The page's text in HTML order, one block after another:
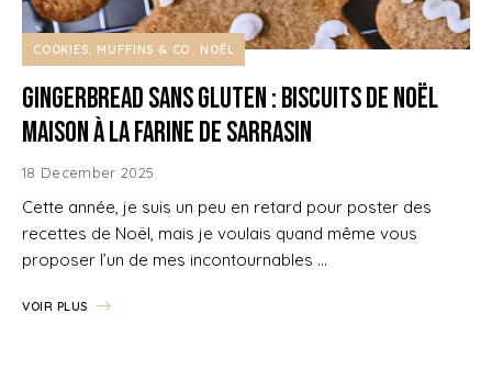
COOKIES, MUFFINS & CO NOËL
Gingerbread sans gluten : biscuits de Noël
maison à la farine de sarrasin
18 December 2025
Cette année, je suis un peu en retard pour poster des
recettes de Noël, mais je voulais quand même vous
proposer l’un de mes incontournables …
VOIR PLUS